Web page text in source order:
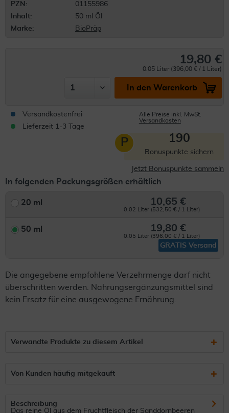
PZN:
01155986
Inhalt:
50 ml Öl
Marke:
BioPräp
19,80 €
0.05 Liter (396,00 € / 1 Liter)
In den Warenkorb
Versandkostenfrei
Lieferzeit 1-3 Tage
Alle Preise inkl. MwSt.
Versandkosten
P 190
Bonuspunkte sichern
Jetzt Bonuspunkte sammeln
In folgenden Packungsgrößen erhältlich
20 ml 10,65 €
0.02 Liter (532,50 € / 1 Liter)
50 ml 19,80 €
0.05 Liter (396,00 € / 1 Liter)
GRATIS Versand
Die angegebene empfohlene Verzehrmenge darf nicht
überschritten werden. Nahrungsergänzungsmittel sind
kein Ersatz für eine ausgewogene Ernährung.
Verwandte Produkte zu diesem Artikel
Von Kunden häufig mitgekauft
Beschreibung
Das reine Öl aus dem Fruchtfleisch der Sanddornbeeren